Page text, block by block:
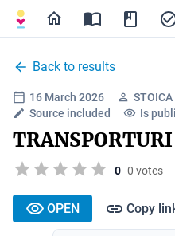
Back to results
16 March 2026
Source included
Is
TRANSPORTURI
0 0 votes
OPEN Copy